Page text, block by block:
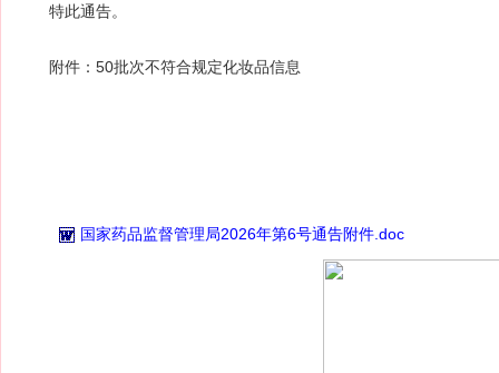
特此通告。
附件：50批次不符合规定化妆品信息
国家药品监督管理局2026年第6号通告附件.doc